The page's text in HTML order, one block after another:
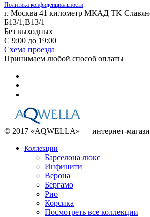
Политика конфиденциальности
г. Москва 41 километр МКАД TK
Б13/1,В13/1
Без выходных
С 9:00 до 19:00
Схема проезда
Принимаем любой способ оплаты
© 2017 «AQWELLA» — интернет-
Коллекции
Барселона люкс
Инфинити
Верона
Бергамо
Рио
Корсика
Посмотреть все коллекции